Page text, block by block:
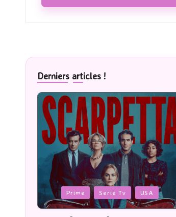
Derniers articles !
Posted
in
Cinéma